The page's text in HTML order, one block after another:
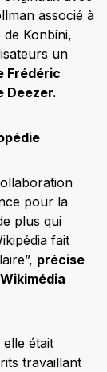
associé à
de Konbini,
un
Frédéric
Deezer.
pour la
plus qui
fait
précise
était
travaillant